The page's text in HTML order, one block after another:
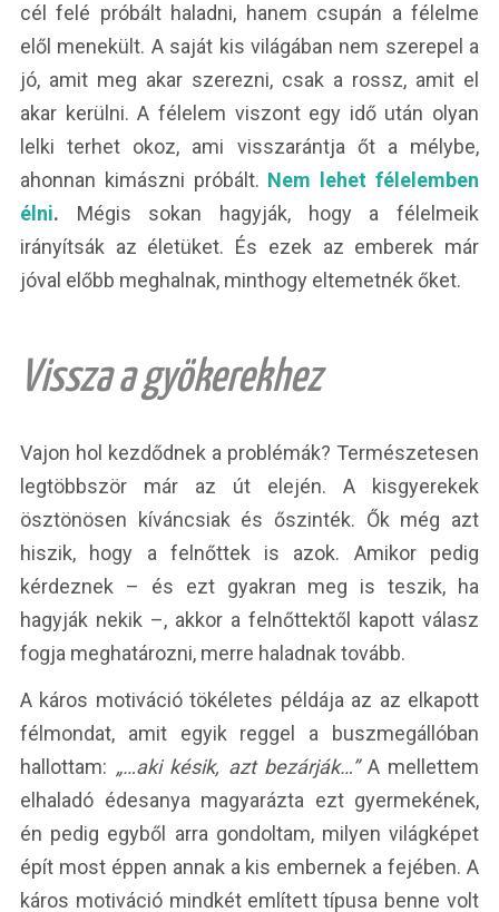
cél felé próbált haladni, hanem csupán a félelme
elől menekült. A saját kis világában nem szerepel a
jó, amit meg akar szerezni, csak a rossz, amit el
akar kerülni. A félelem viszont egy idő után olyan
lelki terhet okoz, ami visszarántja őt a mélybe,
ahonnan kimászni próbált. Nem lehet félelemben
élni. Mégis sokan hagyják, hogy a félelmeik
irányítsák az életüket. És ezek az emberek már
jóval előbb meghalnak, minthogy eltemetnék őket.
Vissza a gyökerekhez
Vajon hol kezdődnek a problémák? Természetesen
legtöbbször már az út elején. A kisgyerekek
ösztönösen kíváncsiak és őszinték. Ők még azt
hiszik, hogy a felnőttek is azok. Amikor pedig
kérdeznek – és ezt gyakran meg is teszik, ha
hagyják nekik –, akkor a felnőttektől kapott válasz
fogja meghatározni, merre haladnak tovább.
A káros motiváció tökéletes példája az az elkapott
félmondat, amit egyik reggel a buszmegállóban
hallottam: „…aki késik, azt bezárják…”A mellettem
elhaladó édesanya magyarázta ezt gyermekének,
én pedig egyből arra gondoltam, milyen világképet
épít most éppen annak a kis embernek a fejében. A
káros motiváció mindkét említett típusa benne volt